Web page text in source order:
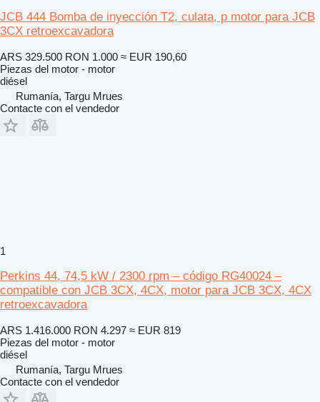
JCB 444 Bomba de inyección T2, culata, p motor para JCB
3CX retroexcavadora
ARS 329.500 RON 1.000 ≈ EUR 190,60
Piezas del motor - motor
diésel
Rumanía, Targu Mrues
Contacte con el vendedor
1
Perkins 44, 74,5 kW / 2300 rpm – código RG40024 –
compatible con JCB 3CX, 4CX, motor para JCB 3CX, 4CX
retroexcavadora
ARS 1.416.000 RON 4.297 ≈ EUR 819
Piezas del motor - motor
diésel
Rumanía, Targu Mrues
Contacte con el vendedor